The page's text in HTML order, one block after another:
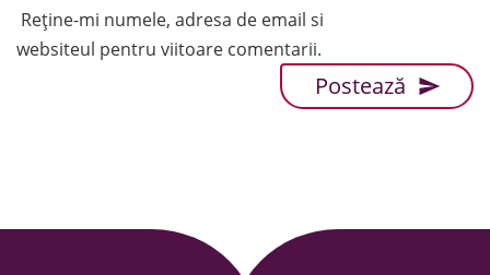
Reține-mi numele, adresa de email si
websiteul pentru viitoare comentarii.